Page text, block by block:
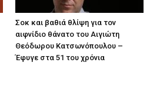
Σοκ και βαθιά θλίψη για τον
αιφνίδιο θάνατο του Αιγιώτη
Θεόδωρου Κατσωνόπουλου –
Έφυγε στα 51 του χρόνια